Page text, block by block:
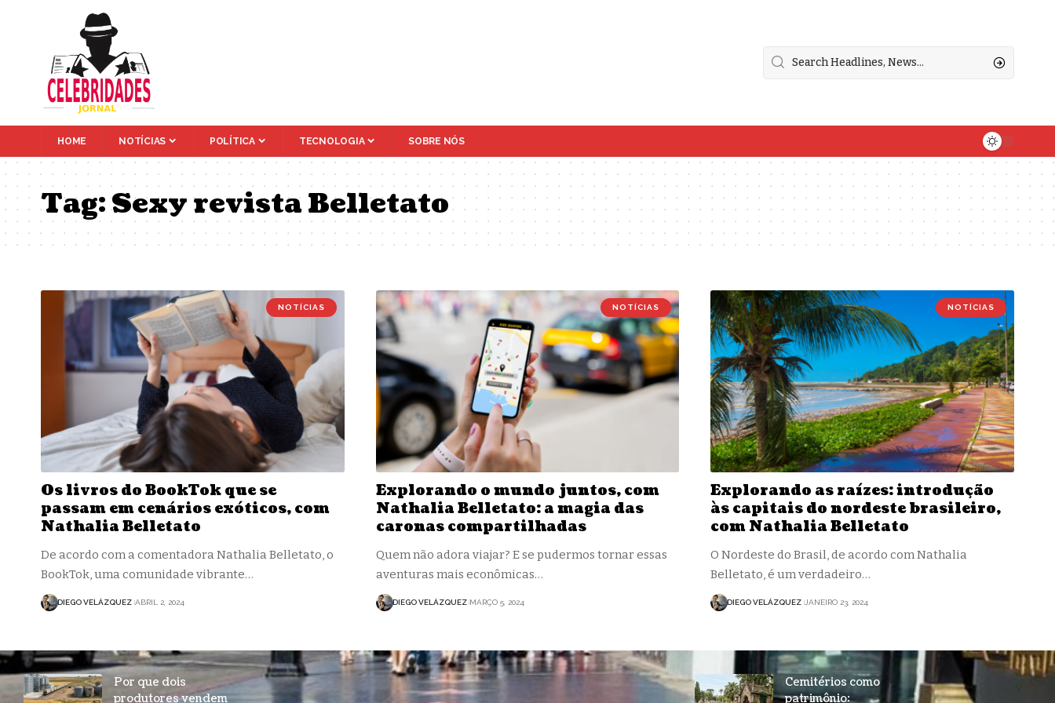
HOME NOTÍCIAS POLÍTICA TECNOLOGIA SOBRE NÓS
Tag:Sexy revista Belletato
NOTÍCIAS
Os livros do BookTok que se
passam em cenários exóticos, com
Nathalia Belletato
De acordo com a comentadora Nathalia Belletato, o
BookTok, uma comunidade vibrante…
DIEGO VELÁZQUEZ ABRIL 2, 2024
NOTÍCIAS
Explorando o mundo juntos, com
Nathalia Belletato: a magia das
caronas compartilhadas
Quem não adora viajar? E se pudermos tornar essas
aventuras mais econômicas…
DIEGO VELÁZQUEZ MARÇO 5, 2024
NOTÍCIAS
Explorando as raízes: introdução
às capitais do nordeste brasileiro,
com Nathalia Belletato
O Nordeste do Brasil, de acordo com Nathalia
Belletato, é um verdadeiro…
DIEGO VELÁZQUEZ JANEIRO 23, 2024
Por que dois
produtores vendem
Cemitérios como
patrimônio: